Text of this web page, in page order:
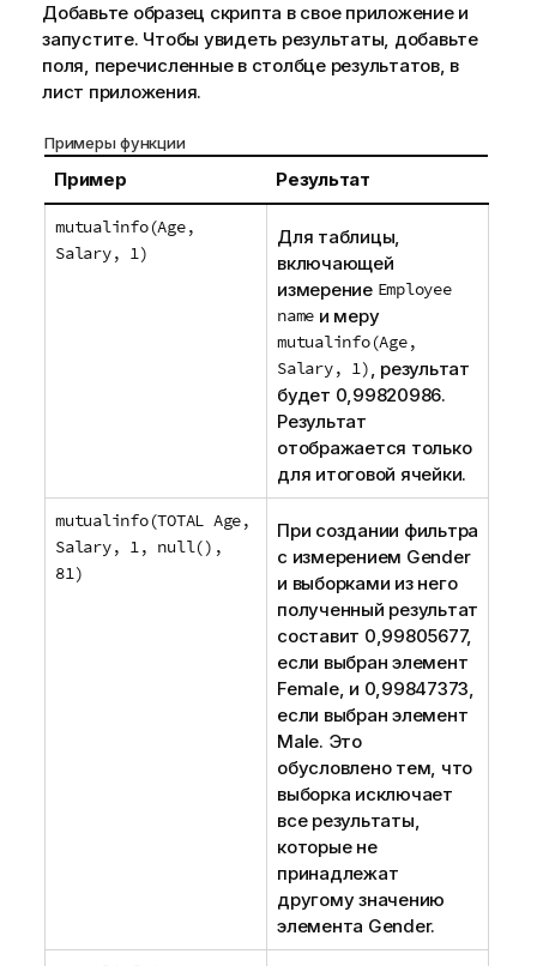
Добавьте образец скрипта в свое приложение и
запустите. Чтобы увидеть результаты, добавьте
поля, перечисленные в столбце результатов, в
лист приложения.
Примеры функции
Пример Результат
mutualinfo(Age,
Salary, 1)
Для таблицы,
включающей
измерение Employee
name и меру
mutualinfo(Age,
Salary, 1), результат
будет 0,99820986.
Результат
отображается только
для итоговой ячейки.
mutualinfo(TOTAL Age,
Salary, 1, null(),
81)
При создании фильтра
с измерением Gender
и выборками из него
полученный результат
составит 0,99805677,
если выбран элемент
Female, и 0,99847373,
если выбран элемент
Male. Это
обусловлено тем, что
выборка исключает
все результаты,
которые не
принадлежат
другому значению
элемента Gender.